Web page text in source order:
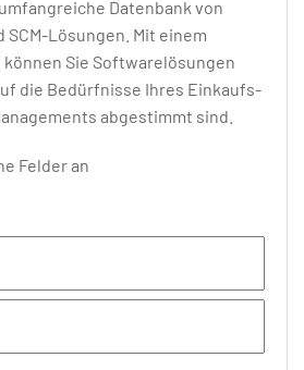
Datenbank von
Lösungen. Mit einem
Sie Softwarelösungen
die Bedürfnisse Ihres Einkaufs-
abgestimmt sind.
Felder an